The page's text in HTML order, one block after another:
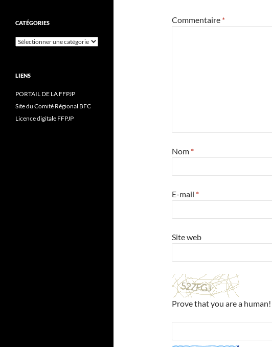
Commentaire *
Nom *
E-mail *
Site web
Prove that you are a human!
CATÉGORIES
Catégories
LIENS
PORTAIL DE LA FFPJP
Site du Comité Régional BFC
Licence digitale FFPJP